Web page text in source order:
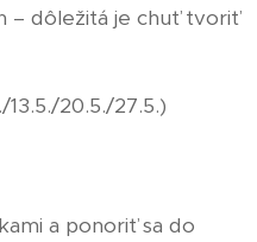
– dôležitá je chuť tvoriť
20.5./27.5.)
a ponoriť sa do